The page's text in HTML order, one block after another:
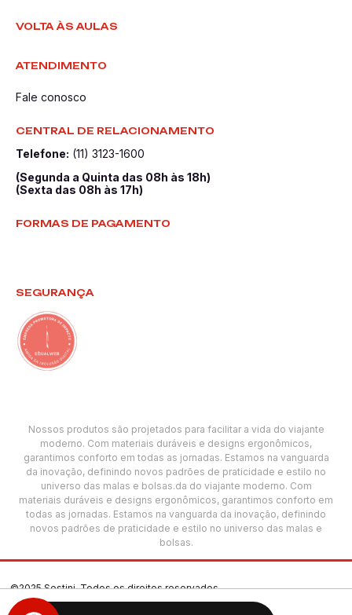
VOLTA ÀS AULAS
ATENDIMENTO
Fale conosco
CENTRAL DE RELACIONAMENTO
Telefone: (11) 3123-1600
(Segunda a Quinta das 08h às 18h)
(Sexta das 08h às 17h)
FORMAS DE PAGAMENTO
SEGURANÇA
Nossos produtos são projetados para facilitar a vida do viajante
moderno. Com materiais duráveis e designs ergonômicos,
garantimos conforto em todas as jornadas. Estamos na vanguarda
da inovação, definindo novos padrões de praticidade e estilo no
universo das malas e bolsas.da do viajante moderno. Com
materiais duráveis e designs ergonômicos, garantimos conforto em
todas as jornadas. Estamos na vanguarda da inovação, definindo
novos padrões de praticidade e estilo no universo das malas e
bolsas.
©2025 Sestini. Todos os direitos reservados.
CNPJ: 00.501.618/0005-69